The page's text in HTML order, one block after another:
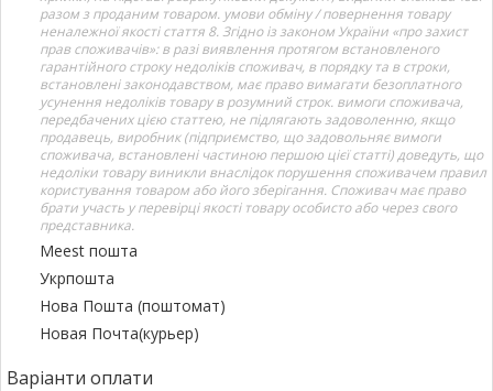
разом з проданим товаром. умови обміну / повернення товару
неналежної якості стаття 8. Згідно із законом України «про захист
прав споживачів»: в разі виявлення протягом встановленого
гарантійного строку недоліків споживач, в порядку та в строки,
встановлені законодавством, має право вимагати безоплатного
усунення недоліків товару в розумний строк. вимоги споживача,
передбачених цією статтею, не підлягають задоволенню, якщо
продавець, виробник (підприємство, що задовольняє вимоги
споживача, встановлені частиною першою цієї статті) доведуть, що
недоліки товару виникли внаслідок порушення споживачем правил
користування товаром або його зберігання. Споживач має право
брати участь у перевірці якості товару особисто або через свого
представника.
Meest пошта
Укрпошта
Нова Пошта (поштомат)
Новая Почта(курьер)
Варіанти оплати